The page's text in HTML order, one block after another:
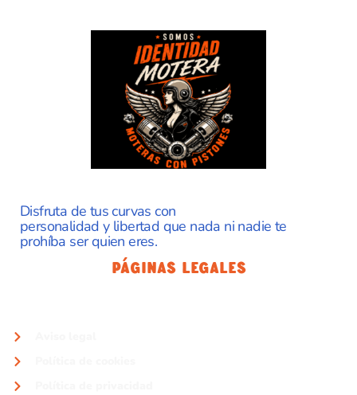
Disfruta de tus curvas con
personalidad y libertad que nada ni nadie te
prohíba ser quien eres.
Páginas Legales